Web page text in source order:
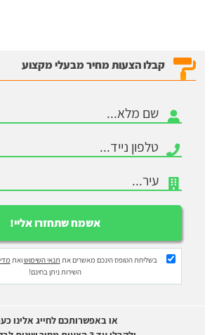
קבלו הצעות מחיר מבעלי מקצוע
בשליחת הטופס הינכם מאשרים את תנאי השימושואת
השירות ניתן בחינם!
או באפשרותכם לחייג אלינו